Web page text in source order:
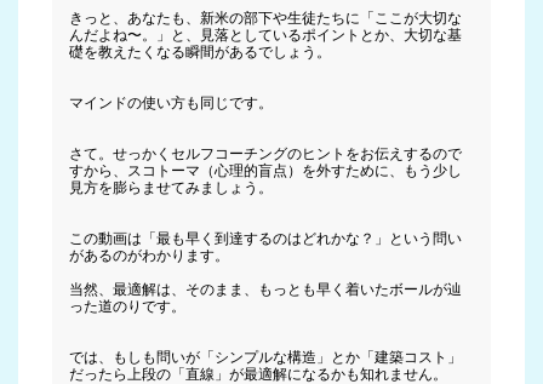
きっと、あなたも、新米の部下や生徒たちに「ここが大切な
んだよね〜。」と、見落としているポイントとか、大切な基
礎を教えたくなる瞬間があるでしょう。
マインドの使い方も同じです。
さて。せっかくセルフコーチングのヒントをお伝えするので
すから、スコトーマ（心理的盲点）を外すために、もう少し
見方を膨らませてみましょう。
この動画は「最も早く到達するのはどれかな？」という問い
があるのがわかります。
当然、最適解は、そのまま、もっとも早く着いたボールが辿
った道のりです。
では、もしも問いが「シンプルな構造」とか「建築コスト」
だったら上段の「直線」が最適解になるかも知れません。